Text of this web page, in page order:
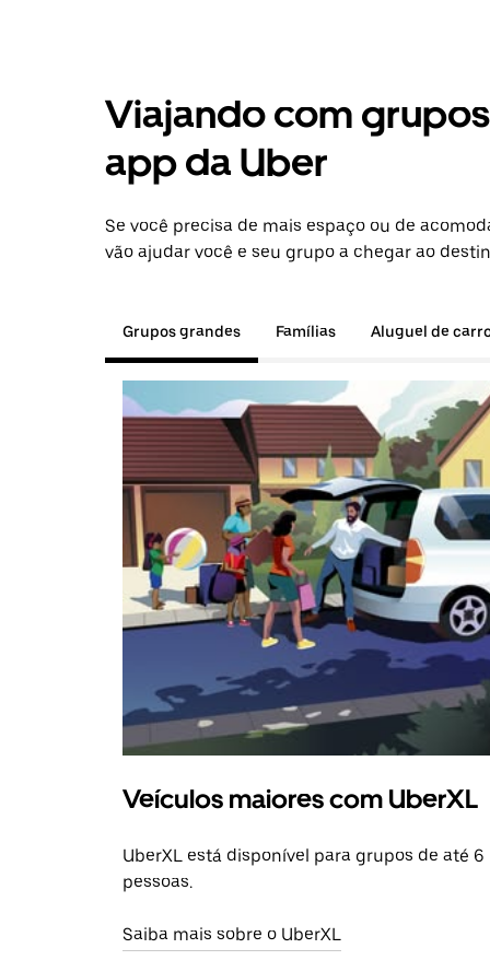
Viajando com
app da Uber
Se você precisa de mais espaço ou de
vão ajudar você e seu grupo a chegar ao
Grupos grandes Famílias Aluguel de
Veículos maiores com UberXL
UberXL está disponível para grupos de até 6
pessoas.
Saiba mais sobre o UberXL